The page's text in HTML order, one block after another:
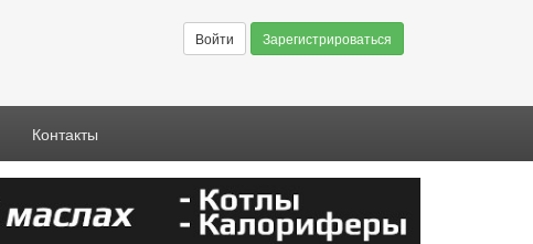
Войти Зарегистрироваться
Контакты